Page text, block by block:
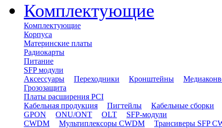
Комплектующие
Комплектующие
Корпуса
Материнские платы
Радиокарты
Питание
SFP модули
Аксессуары
Переходники Кронштейны
Грозозащита
Платы расширения PCI
Кабельная продукция
Пигтейлы
Кабельные сборки
GPON
ONU/ONT OLT
SFP-модули
CWDM
Мультиплексоры CWDM Трансиверы SFP